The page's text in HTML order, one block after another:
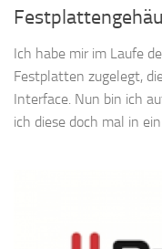
Ich habe mir im Laufe
Festplatten zugelegt,
Interface. Nun bin ich
ich diese doch mal in